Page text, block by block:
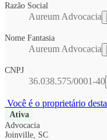
Razão Social
Aureum Advocacia
Nome Fantasia
Aureum Advocacia
CNPJ
36.038.575/0001-40
Você é o proprietário
Ativa
Advocacia
Joinville, SC